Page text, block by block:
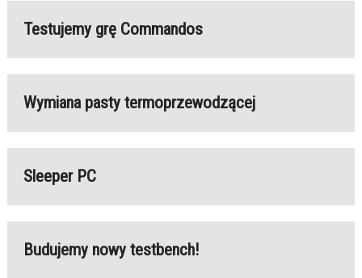
Testujemy grę Commandos
Wymiana pasty termoprzewodzącej
Sleeper PC
Budujemy nowy testbench!